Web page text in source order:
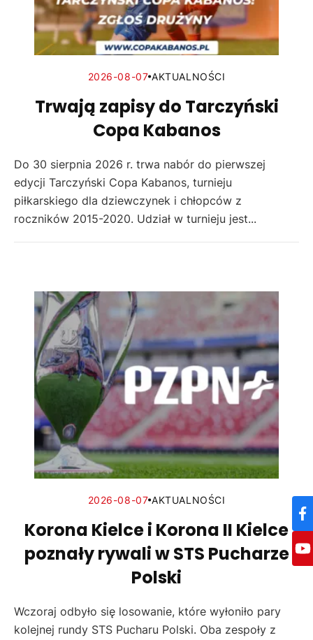
2026-08-07 AKTUALNOŚCI
Trwają zapisy do Tarczyński
Copa Kabanos
Do 30 sierpnia 2026 r. trwa nabór do pierwszej
edycji Tarczyński Copa Kabanos, turnieju
piłkarskiego dla dziewczynek i chłopców z
roczników 2015-2020. Udział w turnieju jest...
2026-08-07 AKTUALNOŚCI
Korona Kielce i Korona II Kielce
poznały rywali w STS Pucharze
Polski
Wczoraj odbyło się losowanie, które wyłoniło pary
kolejnej rundy STS Pucharu Polski. Oba zespoły z